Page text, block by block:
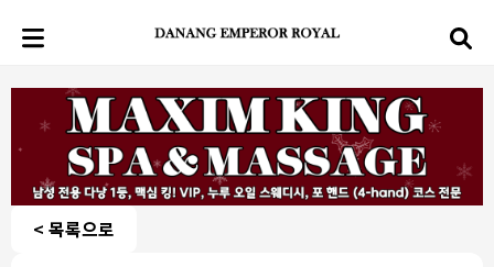
< 목록으로